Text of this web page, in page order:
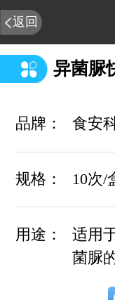
返回
异菌脲
品牌： 食安
规格： 10次/
用途：
适用
菌脲